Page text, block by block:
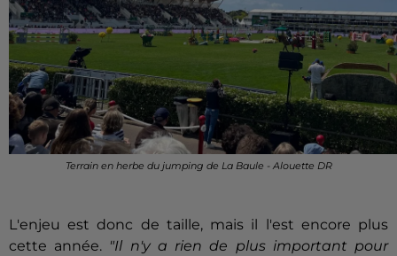
Terrain en herbe du jumping de La Baule - Alouette DR
L'enjeu est donc de taille, mais il l'est encore plus
cette année. "Il n'y a rien de plus important pour